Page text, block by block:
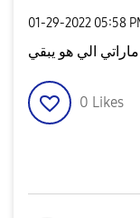
‎01-29-2022 05:58
0 Likes